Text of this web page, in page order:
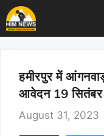
Skip
to
content
हमीरपुर में
आवेदन 19
August 31, 2023